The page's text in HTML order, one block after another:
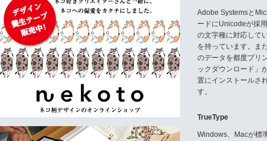
Adobe Systemsと
ードにUnicodeが採
の文字種に対応して
を持っています。ま
のデータを都度プリ
ックダウンロード」
置にインストールさ
す。
TrueType
Windows、Macが標